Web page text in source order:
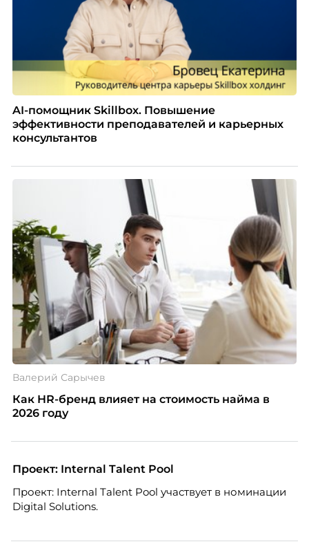
AI-помощник Skillbox. Повышение
эффективности преподавателей и карьерных
консультантов
Валерий Сарычев
Как HR-бренд влияет на стоимость найма в
2026 году
Проект: Internal Talent Pool
Проект: Internal Talent Pool участвует в номинации
Digital Solutions.